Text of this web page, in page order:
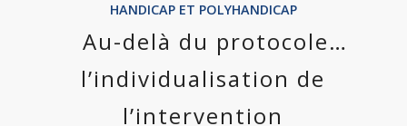
HANDICAP ET POLYHANDICAP
Au-delà du protocole…
l’individualisation de
l’intervention